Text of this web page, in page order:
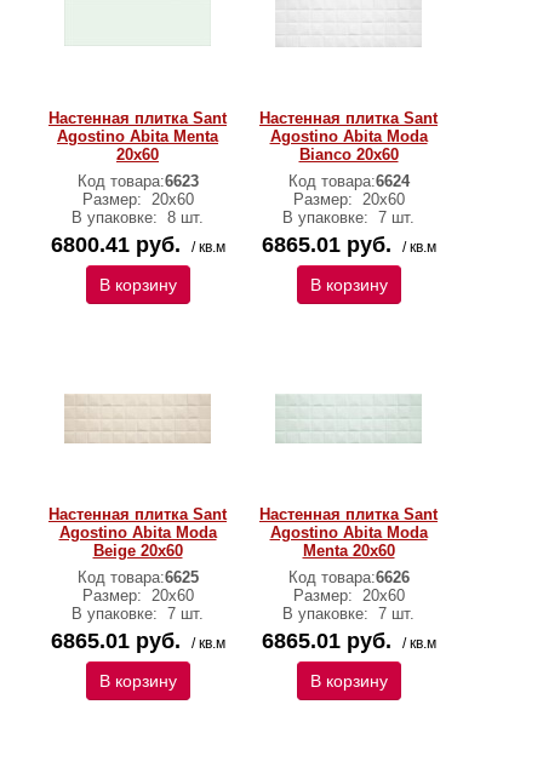
Настенная плитка Sant
Agostino Abita Menta
20х60
Код товара:6623
Размер: 20х60
В упаковке: 8 шт.
6800.41 руб. / кв.м
В корзину
Настенная плитка Sant
Agostino Abita Moda
Bianco 20х60
Код товара:6624
Размер: 20х60
В упаковке: 7 шт.
6865.01 руб. / кв.м
В корзину
Настенная плитка Sant
Agostino Abita Moda
Beige 20х60
Код товара:6625
Размер: 20х60
В упаковке: 7 шт.
6865.01 руб. / кв.м
В корзину
Настенная плитка Sant
Agostino Abita Moda
Menta 20х60
Код товара:6626
Размер: 20х60
В упаковке: 7 шт.
6865.01 руб. / кв.м
В корзину